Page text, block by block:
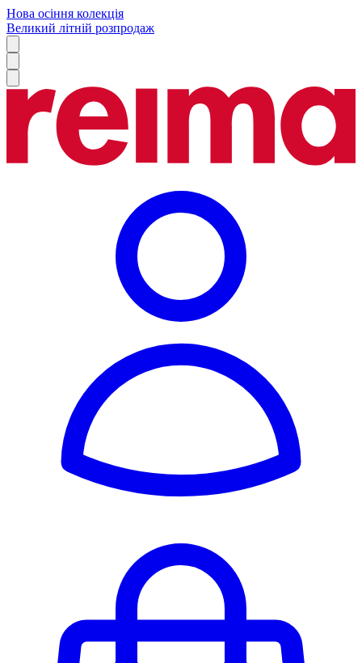
Нова осіння колекція
Великий літній розпродаж